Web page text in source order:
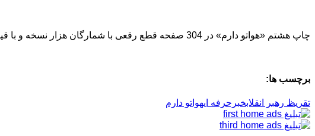
چاپ هشتم «هواتو دارم» در 304 صفحه قطع رقعی با شمارگان هزار نسخه و با قیمت 150 هزار تومان به همت انتشارات شهید کاظمی به کتابفروشی‌های معتبر سراسر کشور عرضه شده است
برچسب ها:
تقریظ رهبر انقلابخبرحرفه ایهواتو دارم